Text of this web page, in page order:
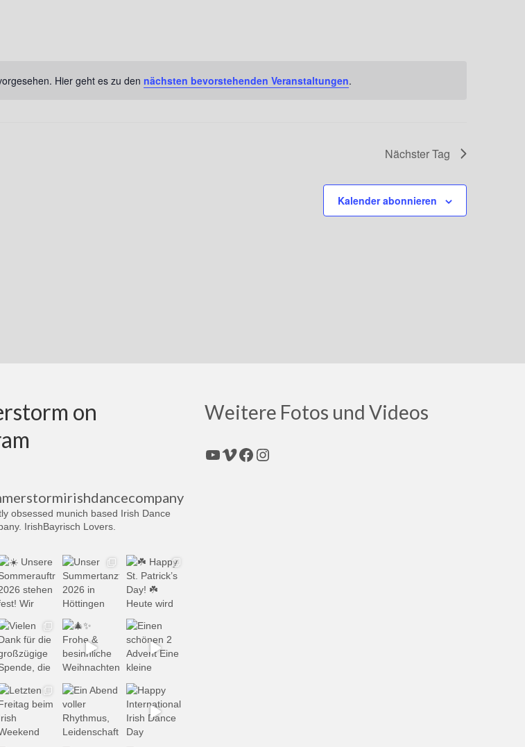
Notice
Hier geht es zu den nächsten bevorstehenden Veranstaltungen.
Nächster Tag
Kalender abonnieren
on
obsessed munich based Irish Dance
IrishBayrisch Lovers.
Weitere Fotos und Videos
YouTube
Vimeo
Facebook
Instagram